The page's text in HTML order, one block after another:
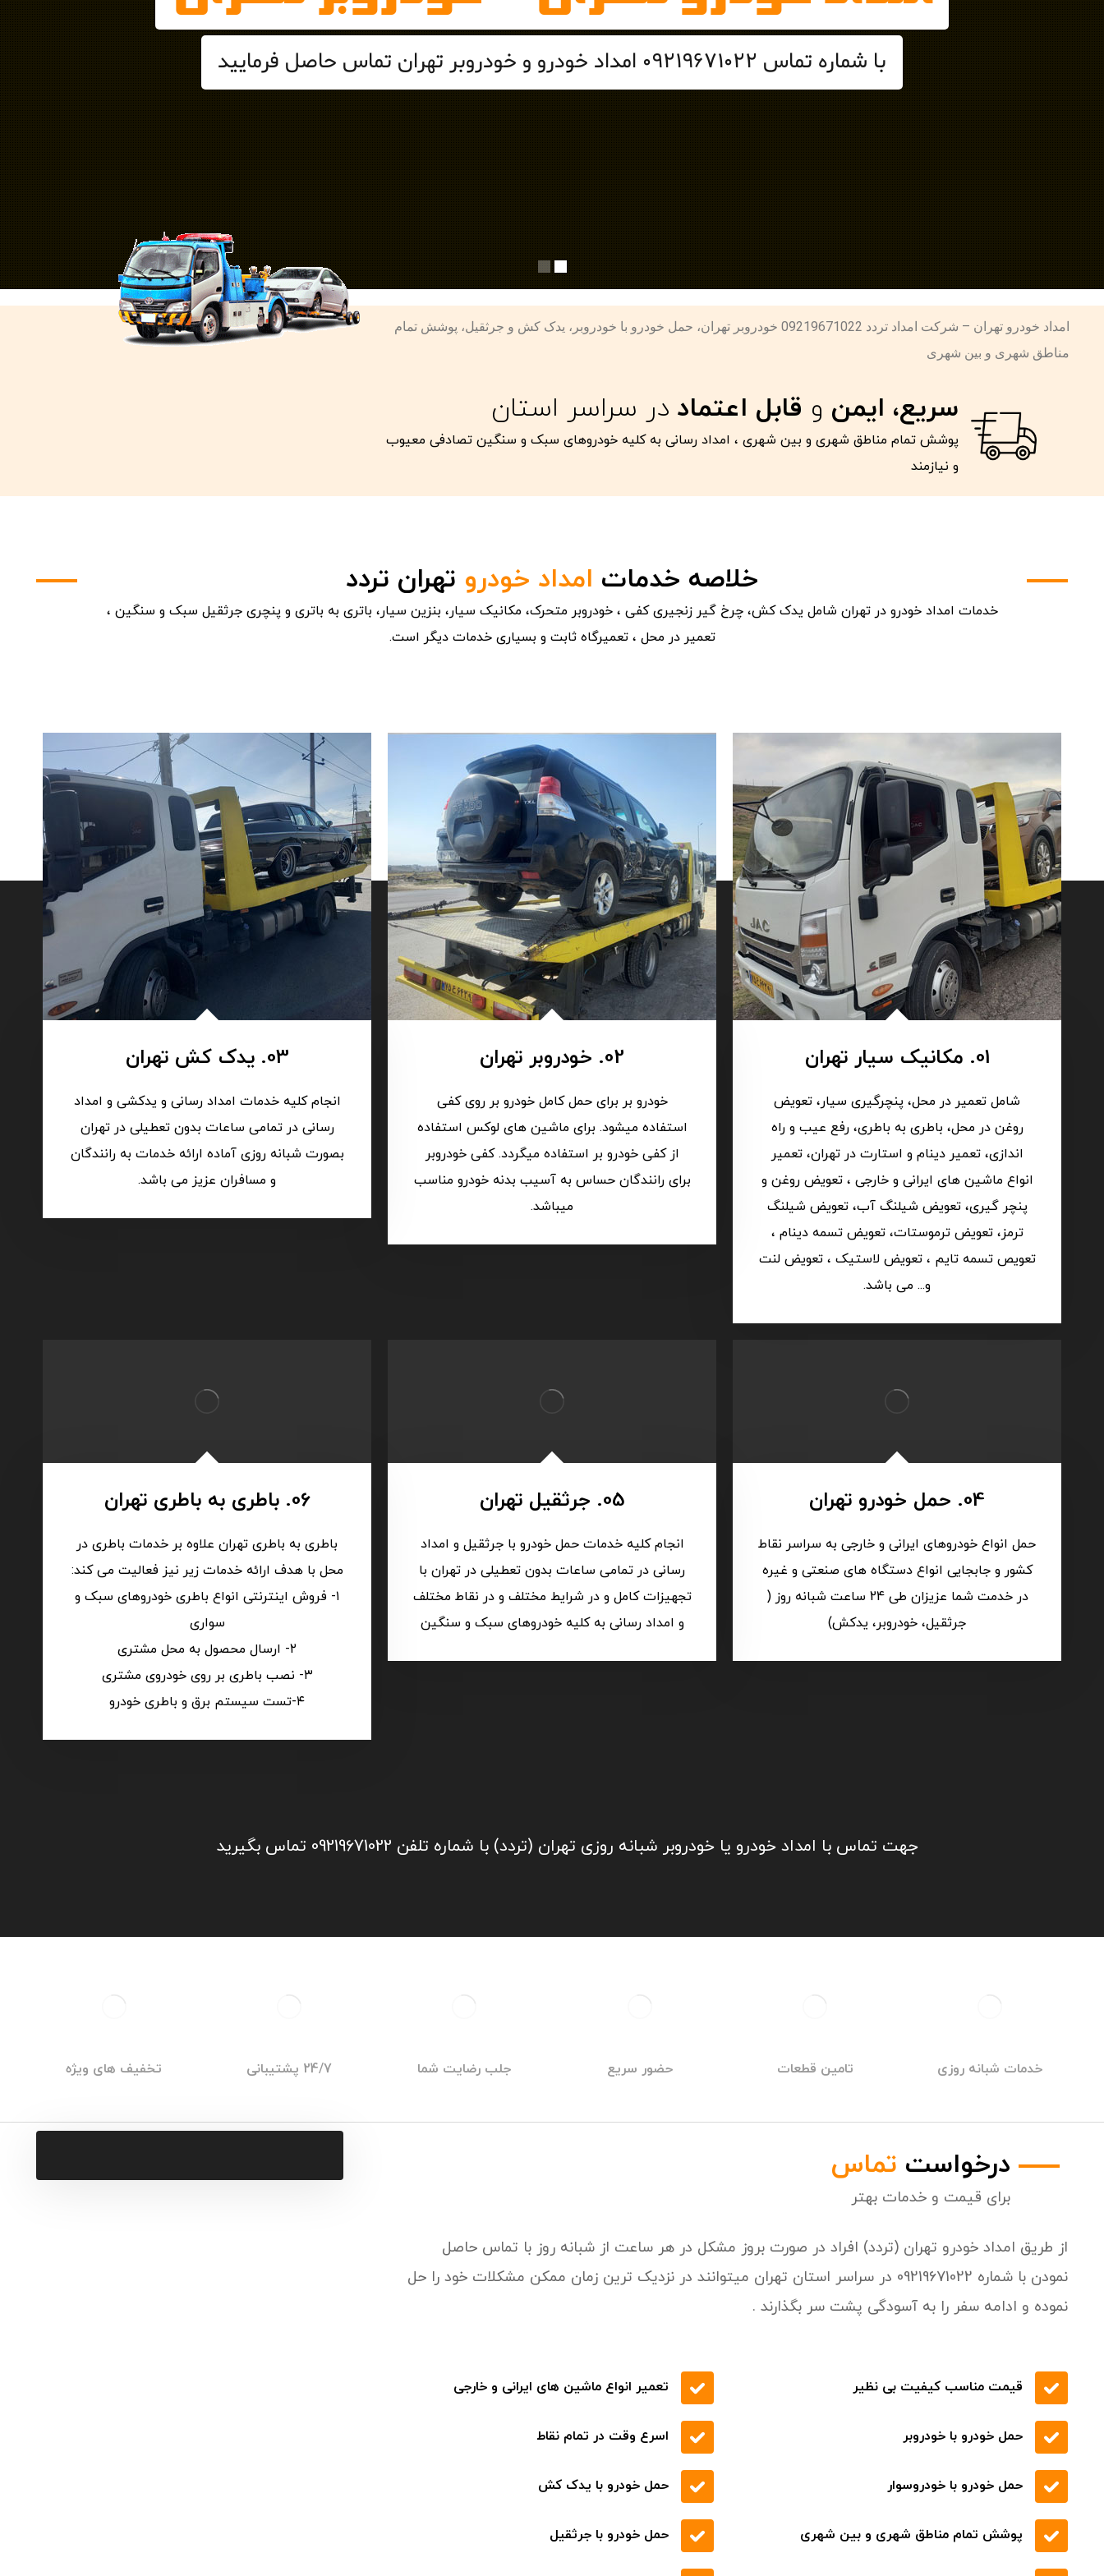
با شماره تماس 09219671022 امداد خودرو و خودروبر تهران تماس حاصل فرمایید
امداد خودرو تهران – شرکت امداد تردد 09219671022 خودروبر تهران، حمل خودرو با خودروبر، یدک کش و جرثقیل، پوشش تمام
مناطق شهری و بین شهری
سریع، ایمن و قابل اعتماددر سراسر استان
پوشش تمام مناطق شهری و بین شهری ، امداد رسانی به کلیه خودروهای سبک و سنگین تصادفی معیوب
و نیازمند
خلاصه خدمات امداد خودرو تهران تردد
خدمات امداد خودرو در تهران شامل یدک کش، چرخ گیر زنجیری کفی ، خودروبر متحرک، مکانیک سیار، بنزین سیار، باتری به باتری و پنچری جرثقیل سبک و سنگین ،
تعمیر در محل ، تعمیرگاه ثابت و بسیاری خدمات دیگر است.
01. مکانیک سیار تهران
شامل تعمیر در محل، پنچرگیری سیار، تعویض
روغن در محل، باطری به باطری، رفع عیب و راه
اندازی، تعمیر دینام و استارت در تهران، تعمیر
انواع ماشین های ایرانی و خارجی ، تعویض روغن و
پنچر گیری، تعویض شیلنگ آب، تعویض شیلنگ
ترمز، تعویض ترموستات، تعویض تسمه دینام ،
تعویص تسمه تایم ، تعویض لاستیک ، تعویض لنت
و... می باشد.
02. خودروبر تهران
خودرو بر برای حمل کامل خودرو بر روی کفی
استفاده میشود. برای ماشین های لوکس استفاده
از کفی خودرو بر استفاده میگردد. کفی خودروبر
برای رانندگان حساس به آسیب بدنه خودرو مناسب
میباشد.
03. یدک کش تهران
انجام کلیه خدمات امداد رسانی و یدکشی و امداد
رسانی در تمامی ساعات بدون تعطیلی در تهران
بصورت شبانه روزی آماده ارائه خدمات به رانندگان
و مسافران عزیز می باشد.
04. حمل خودرو تهران
حمل انواع خودروهای ایرانی و خارجی به سراسر نقاط
کشور و جابجایی انواع دستگاه های صنعتی و غیره
در خدمت شما عزیزان طی 24 ساعت شبانه روز (
جرثقیل، خودروبر، یدکش)
05. جرثقیل تهران
انجام کلیه خدمات حمل خودرو با جرثقیل و امداد
رسانی در تمامی ساعات بدون تعطیلی در تهران با
تجهیزات کامل و در شرایط مختلف و در نقاط مختلف
و امداد رسانی به کلیه خودروهای سبک و سنگین
06. باطری به باطری تهران
باطری به باطری تهران علاوه بر خدمات باطری در
محل با هدف ارائه خدمات زیر نیز فعالیت می کند:
۱- فروش اینترنتی انواع باطری خودروهای سبک و
سواری
۲- ارسال محصول به محل مشتری
۳- نصب باطری بر روی خودروی مشتری
۴-تست سیستم برق و باطری خودرو
جهت تماس با امداد خودرو یا خودروبر شبانه روزی تهران (تردد) با شماره تلفن 09219671022 تماس بگیرید
خدمات شبانه روزی تامین قطعات حضور سریع جلب رضایت شما 24/7 پشتیبانی تخفیف های ویژه
درخواست تماس
برای قیمت و خدمات بهتر
از طریق امداد خودرو تهران (تردد) افراد در صورت بروز مشکل در هر ساعت از شبانه روز با تماس حاصل
نمودن با شماره 09219671022 در سراسر استان تهران میتوانند در نزدیک ترین زمان ممکن مشکلات خود را حل
نموده و ادامه سفر را به آسودگی پشت سر بگذارند .
تعمیر انواع ماشین های ایرانی و خارجی قیمت مناسب کیفیت بی نظیر
اسرع وقت در تمام نقاط حمل خودرو با خودروبر
حمل خودرو با یدک کش حمل خودرو با خودروسوار
حمل خودرو با جرثقیل پوشش تمام مناطق شهری و بین شهری